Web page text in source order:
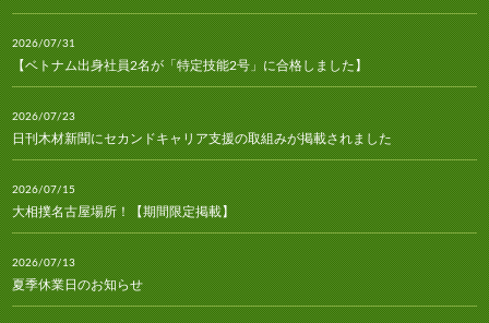
2026/07/31
【ベトナム出身社員2名が「特定技能2号」に合格しました】
2026/07/23
日刊木材新聞にセカンドキャリア支援の取組みが掲載されました
2026/07/15
大相撲名古屋場所！【期間限定掲載】
2026/07/13
夏季休業日のお知らせ